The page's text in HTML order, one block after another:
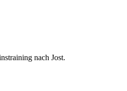
nach Jost.